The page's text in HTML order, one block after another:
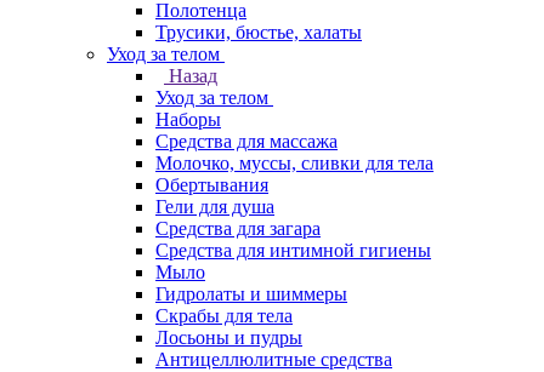
Полотенца
Трусики, бюстье, халаты
Уход за телом
Назад
Уход за телом
Наборы
Средства для массажа
Молочко, муссы, сливки для тела
Обертывания
Гели для душа
Средства для загара
Средства для интимной гигиены
Мыло
Гидролаты и шиммеры
Скрабы для тела
Лосьоны и пудры
Антицеллюлитные средства